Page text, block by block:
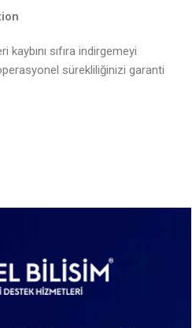
sıfıra indirgemeyi
sürekliliğinizi garanti